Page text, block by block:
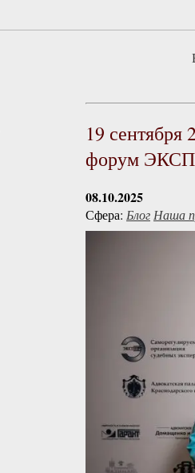
19 сентября
форум
08.10.2025
Сфера: Блог Наша